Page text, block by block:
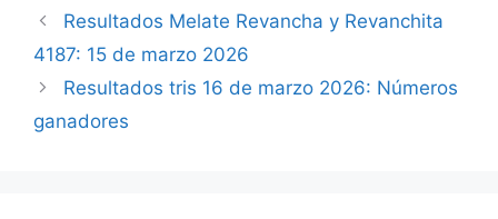
Resultados Melate Revancha y Revanchita
4187: 15 de marzo 2026
Resultados tris 16 de marzo 2026: Números
ganadores